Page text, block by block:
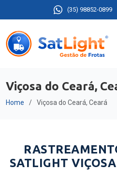
(35) 98852-0899
Viçosa do Ceará,
Home Viçosa do Ceará, Ceará
SATLIGHT